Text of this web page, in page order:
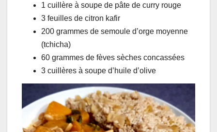
1 cuillère à soupe de pâte de curry rouge
3 feuilles de citron kafir
200 grammes de semoule d’orge moyenne
(tchicha)
60 grammes de fèves sèches concassées
3 cuillères à soupe d’huile d’olive